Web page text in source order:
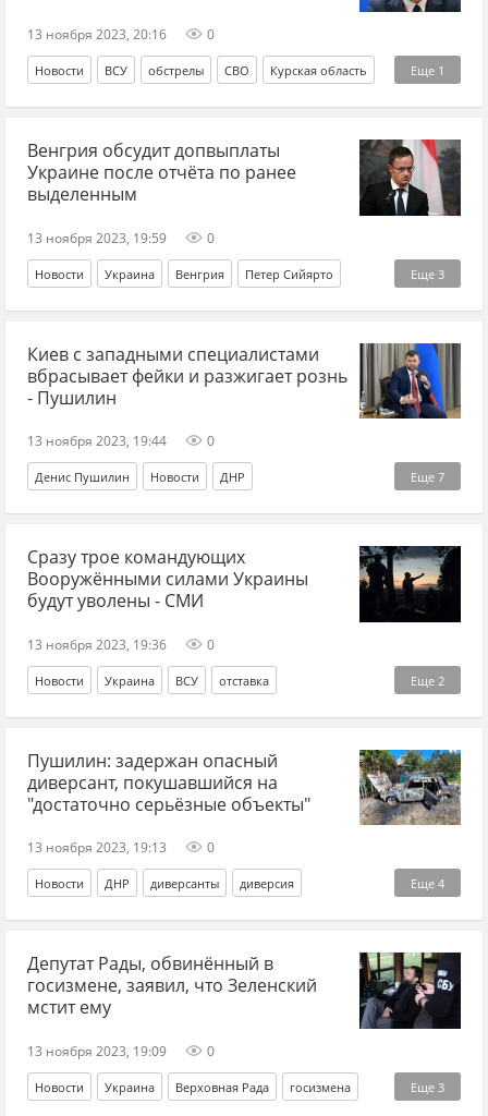
13 ноября 2023, 20:16 0
Еще 1
Новости ВСУ обстрелы СВО Курская область
Роман Старовойт
Венгрия обсудит допвыплаты
Украине после отчёта по ранее
выделенным
13 ноября 2023, 19:59 0
Еще 3
Новости Украина Венгрия Петер Сийярто
МИД военная помощь СВО
Киев с западными специалистами
вбрасывает фейки и разжигает рознь
- Пушилин
13 ноября 2023, 19:44 0
Еще 7
Денис Пушилин Новости ДНР
информационная война
информационная безопасность
Украина политтехнологии экстремизм
Сразу трое командующих
Вооружёнными силами Украины
будут уволены - СМИ
13 ноября 2023, 19:36 0
Еще 2
Новости Украина ВСУ отставка
контрнаступление СВО
Пушилин: задержан опасный
диверсант, покушавшийся на
"достаточно серьёзные объекты"
13 ноября 2023, 19:13 0
Еще 4
Новости ДНР диверсанты диверсия
коммунальное хозяйство СВО Денис Пушилин
Новые регионы
Депутат Рады, обвинённый в
госизмене, заявил, что Зеленский
мстит ему
13 ноября 2023, 19:09 0
Еще 3
Новости Украина Верховная Рада госизмена